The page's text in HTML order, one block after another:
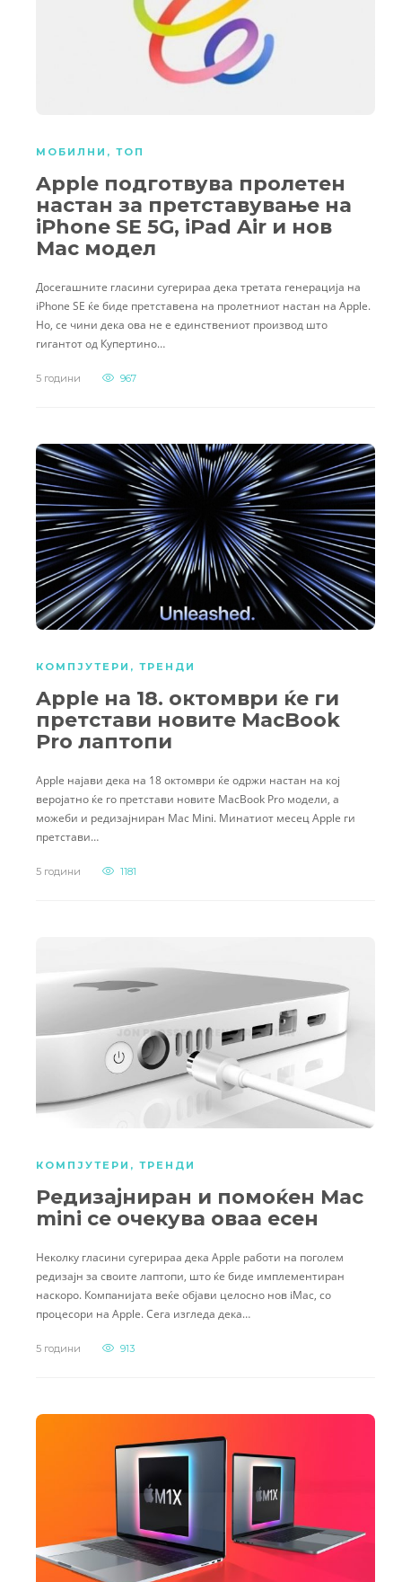
МОБИЛНИ , ТОП
Apple подготвува пролетен
настан за претставување на
iPhone SE 5G, iPad Air и нов
Mac модел
Досегашните гласини сугерираа дека третата генерација на
iPhone SE ќе биде претставена на пролетниот настан на Apple.
Но, се чини дека ова не е единствениот производ што
гигантот од Купертино…
5 години 967
КОМПЈУТЕРИ , ТРЕНДИ
Apple на 18. октомври ќе ги
претстави новите MacBook
Pro лаптопи
Apple најави дека на 18 октомври ќе одржи настан на кој
веројатно ќе го претстави новите MacBook Pro модели, а
можеби и редизајниран Mac Mini. Минатиот месец Apple ги
претстави…
5 години 1181
КОМПЈУТЕРИ , ТРЕНДИ
Редизајниран и помоќен Mac
mini се очекува оваа есен
Неколку гласини сугерираа дека Apple работи на поголем
редизајн за своите лаптопи, што ќе биде имплементиран
наскоро. Компанијата веќе објави целосно нов iMac, со
процесори на Apple. Сега изгледа дека…
5 години 913